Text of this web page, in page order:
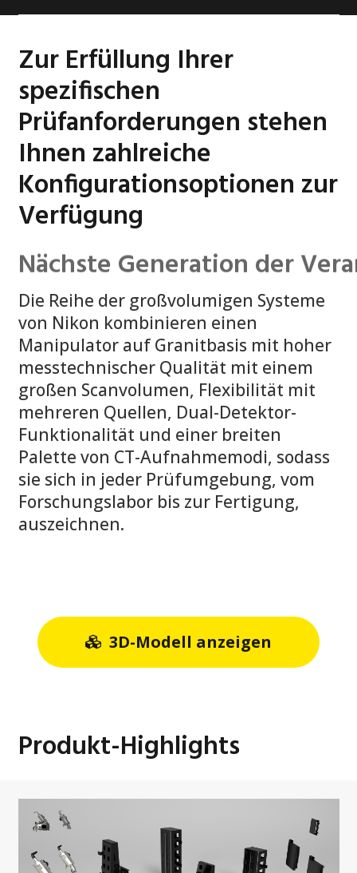
Zur Erfüllung Ihrer
spezifischen
Prüfanforderungen stehen
Ihnen zahlreiche
Konfigurationsoptionen zur
Verfügung
Technologie der nächsten
Die Reihe der großvolumigen Systeme
von Nikon kombinieren einen
Manipulator auf Granitbasis mit hoher
messtechnischer Qualität mit einem
großen Scanvolumen, Flexibilität mit
mehreren Quellen, Dual-Detektor-
Funktionalität und einer breiten
Palette von CT-Aufnahmemodi, sodass
sie sich in jeder Prüfumgebung, vom
Forschungslabor bis zur Fertigung,
auszeichnen.
3D-Modell anzeigen
Produkt-Highlights